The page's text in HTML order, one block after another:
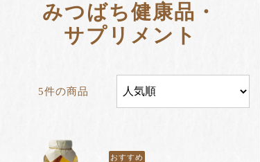
みつばち健康品・
サプリメント
5件の商品
おすすめ